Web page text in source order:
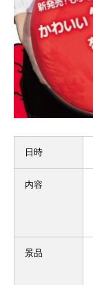
日時
内容
景品